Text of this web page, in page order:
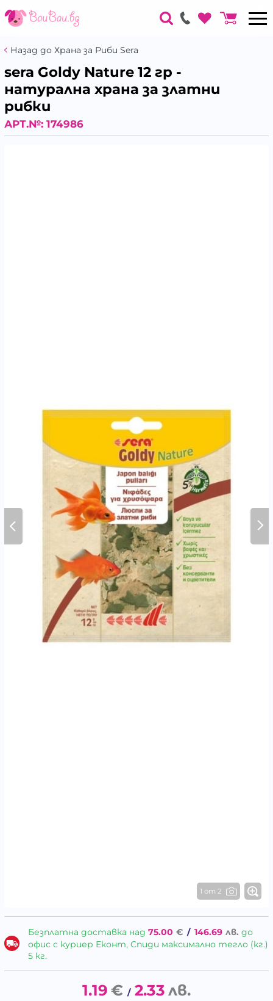
Назад до Храна за Риби Sera
sera Goldy Nature 12 гр -
натурална храна за златни
рибки
АРТ.№: 174986
1 от 2
Безплатна доставка над 75.00 € / 146.69 лв. до
офис с куриер Еконт, Спиди максимално тегло (кг.)
5 кг.
1.19 € / 2.33 лв.